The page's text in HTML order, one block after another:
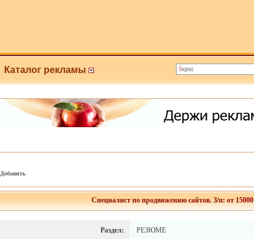
Каталог рекламы
Добавить
Специалист по продвижению сайтов. З/п: от 15000
Раздел: РЕЗЮМЕ